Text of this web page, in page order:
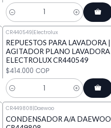
Cantidad
CR440549|Electrolux
REPUESTOS PARA LAVADORA |
AGITADOR PLANO LAVADORA
ELECTROLUX CR440549
$414.000 COP
Cantidad
CR449808|Daewoo
CONDENSADOR A/A DAEWOO